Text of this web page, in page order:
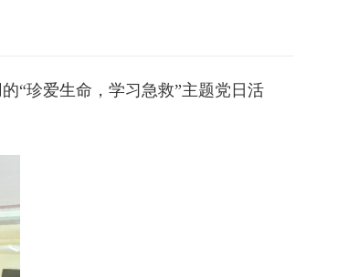
“珍爱生命，学习急救”主题党日活